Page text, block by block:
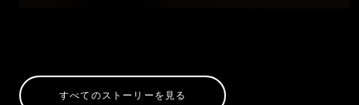
すべてのストーリーを見る